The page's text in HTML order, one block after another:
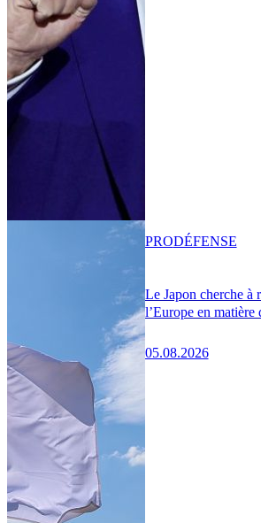
Le Japon cherche à
l’Europe en matière
05.08.2026
PRODÉFENSE